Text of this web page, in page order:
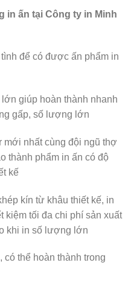
in ấn tại Công ty in Minh
để có được ấn phẩm in
giúp hoàn thành nhanh
gấp, số lượng lớn
mới nhất cùng đội ngũ thợ
thành phẩm in ấn có độ
kế
kín từ khâu thiết kế, in
kiệm tối đa chi phí sản xuất
khi in số lượng lớn
thể hoàn thành trong